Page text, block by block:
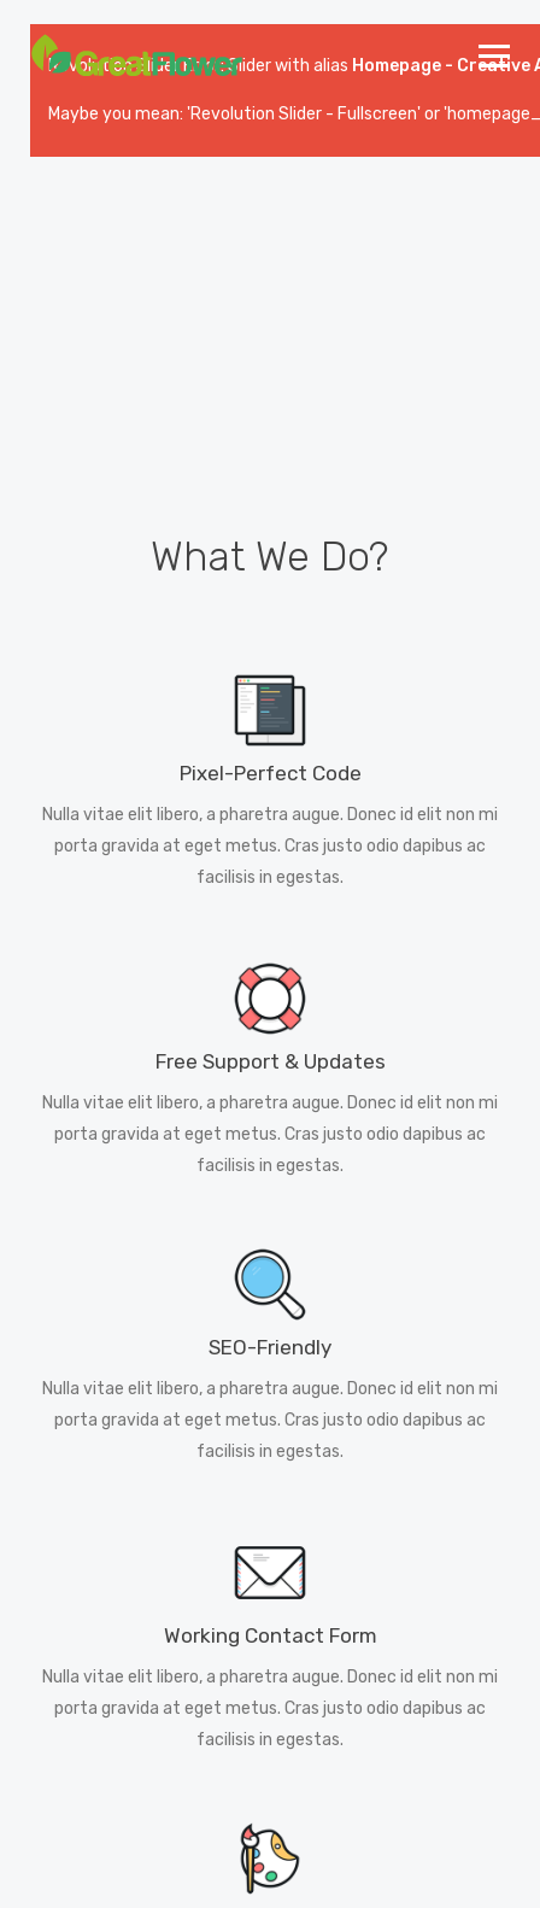
Revolution Slider Error: Slider with alias Homepage - Creative
Maybe you mean: 'Revolution Slider - Fullscreen' or
What We Do?
Pixel-Perfect Code
Nulla vitae elit libero, a pharetra augue. Donec id elit non mi
porta gravida at eget metus. Cras justo odio dapibus ac
facilisis in egestas.
Free Support & Updates
Nulla vitae elit libero, a pharetra augue. Donec id elit non mi
porta gravida at eget metus. Cras justo odio dapibus ac
facilisis in egestas.
SEO-Friendly
Nulla vitae elit libero, a pharetra augue. Donec id elit non mi
porta gravida at eget metus. Cras justo odio dapibus ac
facilisis in egestas.
Working Contact Form
Nulla vitae elit libero, a pharetra augue. Donec id elit non mi
porta gravida at eget metus. Cras justo odio dapibus ac
facilisis in egestas.